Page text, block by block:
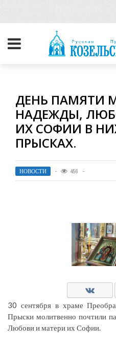
ДЕНЬ ПАМЯТИ
НАДЕЖДЫ,
ИХ СОФИИ В
ПРЫСКАХ.
НОВОСТИ 456
30 сентября в храме
Прыски молитвенно почтили
Любови и матери их Софии.